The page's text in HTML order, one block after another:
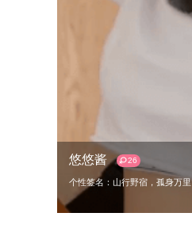
悠悠酱 26
个性签名：山行野宿，孤身万里